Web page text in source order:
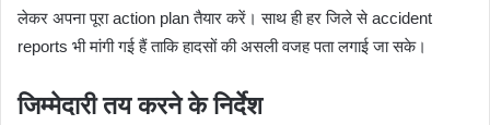
लेकर अपना पूरा action plan तैयार करें। साथ ही हर जिले से accident
reports भी मांगी गई हैं ताकि हादसों की असली वजह पता लगाई जा सके।
जिम्मेदारी तय करने के निर्देश